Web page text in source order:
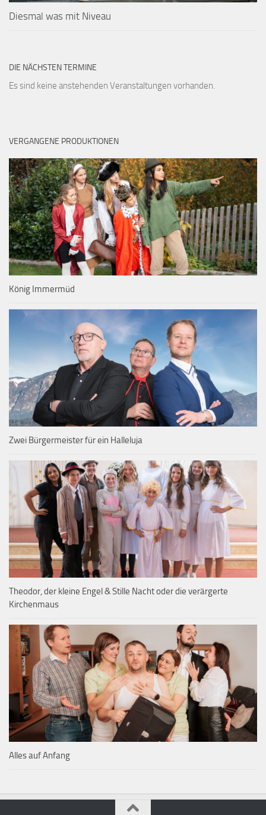
Diesmal was mit Niveau
DIE NÄCHSTEN TERMINE
Es sind keine anstehenden Veranstaltungen vorhanden.
VERGANGENE PRODUKTIONEN
König Immermüd
Zwei Bürgermeister für ein Halleluja
Theodor, der kleine Engel & Stille Nacht oder die verärgerte
Kirchenmaus
Alles auf Anfang